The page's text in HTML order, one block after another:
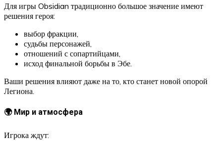
Для игры Obsidian традиционно большое значение имеют
решения героя:
выбор фракции,
судьбы персонажей,
отношений с сопартийцами,
исход финальной борьбы в Эбе.
Ваши решения влияют даже на то, кто станет новой опорой
Легиона.
🌍 Мир и атмосфера
Игрока ждут: